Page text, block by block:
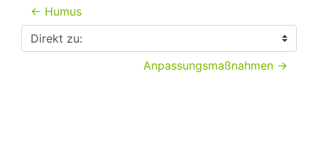
← Humus
Direkt zu:
Anpassungsmaßnahmen →